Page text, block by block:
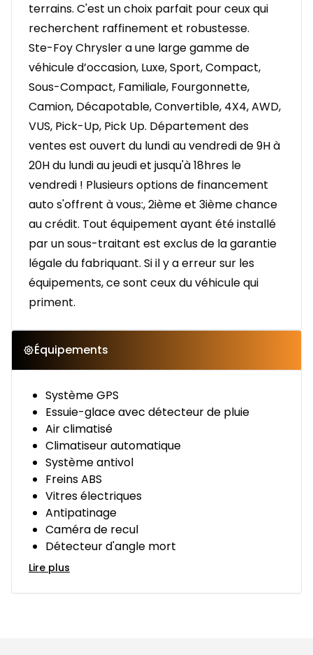
terrains. C'est un choix parfait pour ceux qui
recherchent raffinement et robustesse.
Ste-Foy Chrysler a une large gamme de
véhicule d’occasion, Luxe, Sport, Compact,
Sous-Compact, Familiale, Fourgonnette,
Camion, Décapotable, Convertible, 4X4, AWD,
VUS, Pick-Up, Pick Up. Département des
ventes est ouvert du lundi au vendredi de 9H à
20H du lundi au jeudi et jusqu'à 18hres le
vendredi ! Plusieurs options de financement
auto s'offrent à vous:, 2ième et 3ième chance
au crédit. Tout équipement ayant été installé
par un sous-traitant est exclus de la garantie
légale du fabriquant. Si il y a erreur sur les
équipements, ce sont ceux du véhicule qui
priment.
Équipements
Système GPS
Essuie-glace avec détecteur de pluie
Air climatisé
Climatiseur automatique
Système antivol
Freins ABS
Vitres électriques
Antipatinage
Caméra de recul
Détecteur d'angle mort
Lire plus